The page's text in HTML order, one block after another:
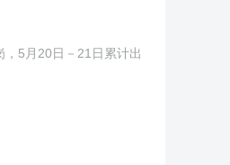
5月20日－21日累计出